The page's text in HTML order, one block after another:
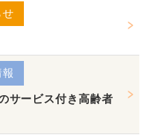
せ
サービス付き高齢者